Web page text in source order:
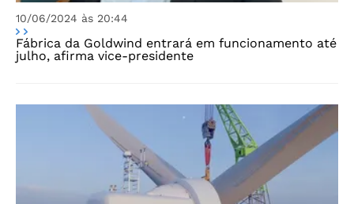
10/06/2024 às 20:44
Fábrica da Goldwind entrará em funcionamento até
julho, afirma vice-presidente